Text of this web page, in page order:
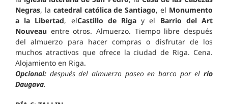
Negras, la catedral católica de Santiago, el Monumento
a la Libertad, elCastillo de Riga y el Barrio del Art
Nouveau entre otros. Almuerzo. Tiempo libre después
del almuerzo para hacer compras o disfrutar de los
muchos atractivos que ofrece la ciudad de Riga. Cena.
Alojamiento en Riga.
Opcional: después del almuerzo paseo en barco por elrío
Daugava.